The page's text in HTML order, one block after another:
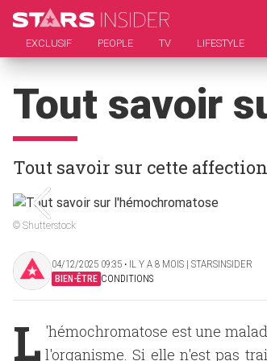
EXCLUSIF PEOPLE TV LIFESTYLE
Tout savoir
Tout savoir sur cette
© Shutterstock
04/12/2025 09:35 ‧ IL Y A 8 MOIS | STARSINSIDER
BIEN-ÊTRE CONDITIONS
L 'hémochromatose est une
l'organisme. Si elle n'est pas